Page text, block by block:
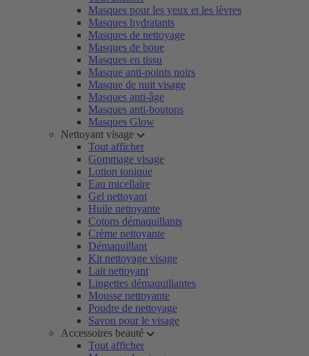
Masques pour les yeux et les lèvres
Masques hydratants
Masques de nettoyage
Masques de boue
Masques en tissu
Masque anti-points noirs
Masque de nuit visage
Masques anti-âge
Masques anti-boutons
Masques Glow
Nettoyant visage
Tout afficher
Gommage visage
Lotion tonique
Eau micellaire
Gel nettoyant
Huile nettoyante
Cotons démaquillants
Crème nettoyante
Démaquillant
Kit nettoyage visage
Lait nettoyant
Lingettes démaquillantes
Mousse nettoyante
Poudre de nettoyage
Savon pour le visage
Accessoires beauté
Tout afficher